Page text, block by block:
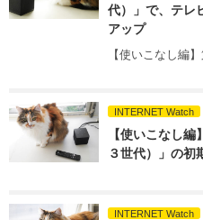
代）」で、テレ
アップ
【使いこなし編
INTERNET Watch
【使いこなし
３世代）」の
INTERNET Watch